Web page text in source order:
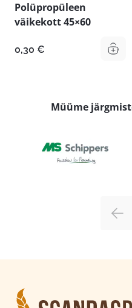
Polüpropüleen
väikekott 45×60
0,30 €
Müüme